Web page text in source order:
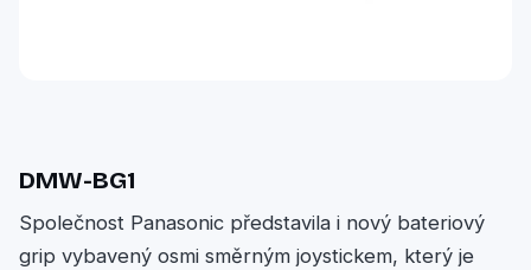
DMW-BG1
Společnost Panasonic představila i nový bateriový
grip vybavený osmi směrným joystickem, který je